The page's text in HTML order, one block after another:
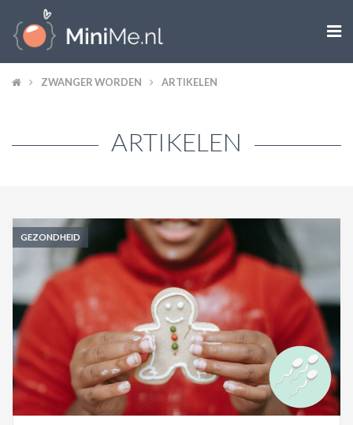

ZWANGER WORDEN
KIND
LIFESTYLE
DOEN MET KINDEREN
SHOPS
ACTIES & KORTING
ZWANGER WORDEN ARTIKELEN
ARTIKELEN
GEZONDHEID